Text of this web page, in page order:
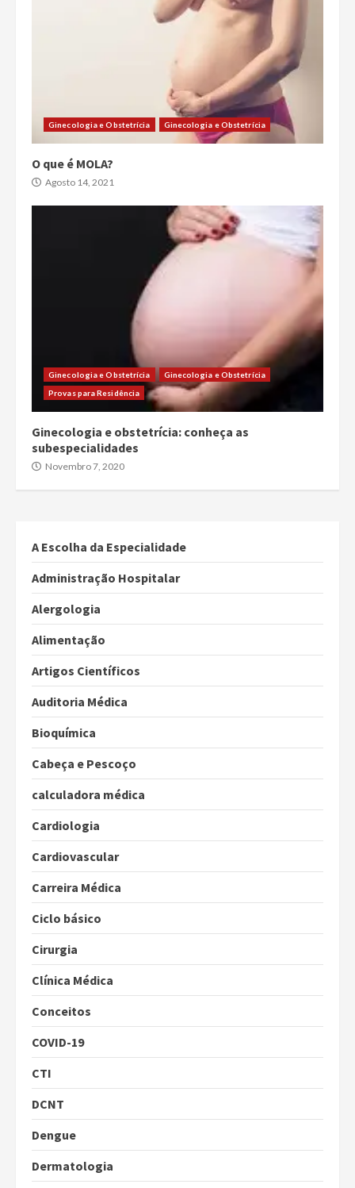
Ginecologia e Obstetrícia Ginecologia e Obstetrícia
O que é MOLA?
Agosto 14, 2021
Ginecologia e Obstetrícia
Ginecologia e Obstetrícia
Provas para Residência
Ginecologia e obstetrícia: conheça as
subespecialidades
Novembro 7, 2020
A Escolha da Especialidade
Administração Hospitalar
Alergologia
Alimentação
Artigos Científicos
Auditoria Médica
Bioquímica
Cabeça e Pescoço
calculadora médica
Cardiologia
Cardiovascular
Carreira Médica
Ciclo básico
Cirurgia
Clínica Médica
Conceitos
COVID-19
CTI
DCNT
Dengue
Dermatologia